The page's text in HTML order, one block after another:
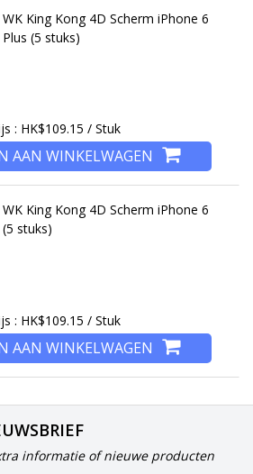
WK King Kong 4D Scherm iPhone 6
Plus (5 stuks)
: HK$109.15 / Stuk
AAN WINKELWAGEN
WK King Kong 4D Scherm iPhone 6
(5 stuks)
: HK$109.15 / Stuk
AAN WINKELWAGEN
informatie of nieuwe producten